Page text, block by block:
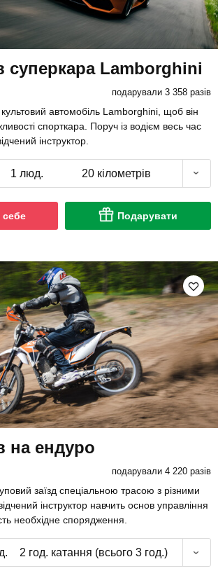
суперкара Lamborghini
подарували 3 358 разів
автомобіль Lamborghini, щоб він
спорткара. Поруч із водієм весь час
інструктор.
1 люд. 20 кілометрів
себе Подарувати
на ендуро
подарували 4 220 разів
заїзд спеціальною трасою з різними
інструктор навчить основ управління
необхідне спорядження.
2 год. катання (всього 3 год.)